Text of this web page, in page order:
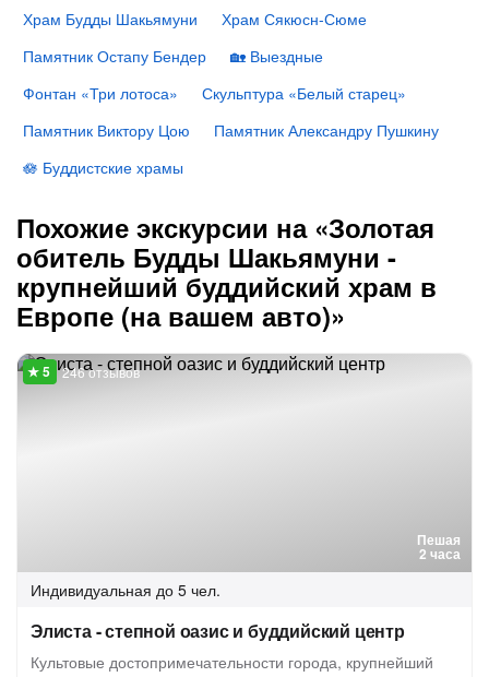
Храм Будды Шакьямуни
Храм Сякюсн-Сюме
Памятник Остапу Бендер
🏡 Выездные
Фонтан «Три лотоса»
Скульптура «Белый старец»
Памятник Виктору Цою
Памятник Александру Пушкину
🪷 Буддистские храмы
Похожие экскурсии на «Золотая
обитель Будды Шакьямуни -
крупнейший буддийский храм в
Европе (на вашем авто)»
Пешая
2 часа
246 отзывов
Индивидуальная до 5 чел.
Элиста - степной оазис и буддийский центр
Культовые достопримечательности города, крупнейший